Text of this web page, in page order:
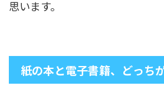
思います。
紙の本と電子書籍、どっち